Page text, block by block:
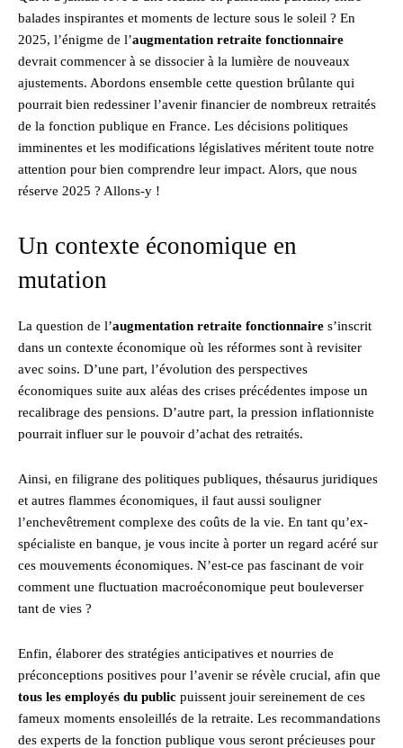
balades inspirantes et moments de lecture sous le soleil ? En
2025, l’énigme de l’augmentation retraite fonctionnaire
devrait commencer à se dissocier à la lumière de nouveaux
ajustements. Abordons ensemble cette question brûlante qui
pourrait bien redessiner l’avenir financier de nombreux retraités
de la fonction publique en France. Les décisions politiques
imminentes et les modifications législatives méritent toute notre
attention pour bien comprendre leur impact. Alors, que nous
réserve 2025 ? Allons-y !
Un contexte économique en
mutation
La question de l’augmentation retraite fonctionnaire s’inscrit
dans un contexte économique où les réformes sont à revisiter
avec soins. D’une part, l’évolution des perspectives
économiques suite aux aléas des crises précédentes impose un
recalibrage des pensions. D’autre part, la pression inflationniste
pourrait influer sur le pouvoir d’achat des retraités.
Ainsi, en filigrane des politiques publiques, thésaurus juridiques
et autres flammes économiques, il faut aussi souligner
l’enchevêtrement complexe des coûts de la vie. En tant qu’ex-
spécialiste en banque, je vous incite à porter un regard acéré sur
ces mouvements économiques. N’est-ce pas fascinant de voir
comment une fluctuation macroéconomique peut bouleverser
tant de vies ?
Enfin, élaborer des stratégies anticipatives et nourries de
préconceptions positives pour l’avenir se révèle crucial, afin que
tous les employés du public puissent jouir sereinement de ces
fameux moments ensoleillés de la retraite. Les recommandations
des experts de la fonction publique vous seront précieuses pour